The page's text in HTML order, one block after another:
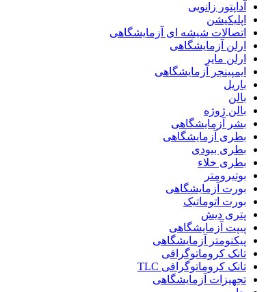
آداپتور زانویی
اپلیکیشن
اتصالات شیشه ای آزمایشگاهی
ارلن آزمایشگاهی
ارلن مایر
ایمپینجر آزمایشگاهی
باریل
بالن
بالن ژوژه
بشر آزمایشگاهی
بطری آزمایشگاهی
بطری بیودی
بطری خلاء
بوتیرومتر
بورت آزمایشگاهی
بورت اتوماتیک
پتری دیش
پیپت آزمایشگاهی
پیکنومتر آزمایشگاهی
تانک کروماتوگرافی
تانک کروماتوگرافی TLC
تجهیزات آزمایشگاهی